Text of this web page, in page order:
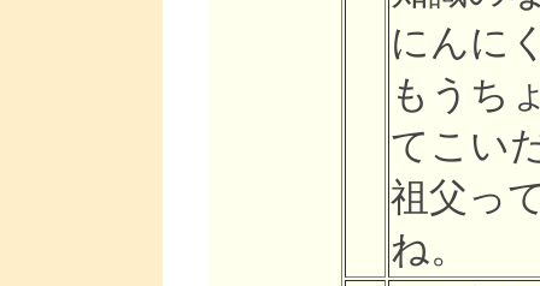
にんに
もうち
てこい
祖父っ
ね。